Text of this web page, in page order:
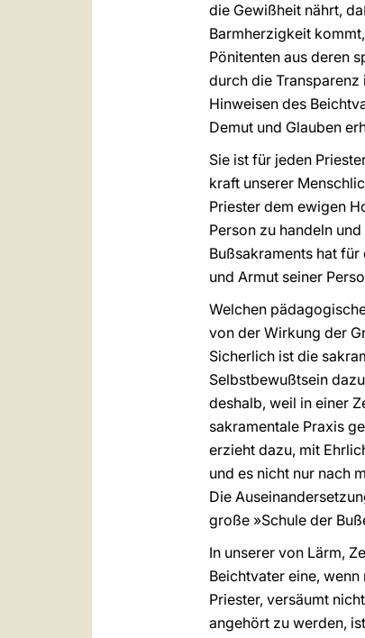
die Gewißheit nährt,
Barmherzigkeit
Pönitenten aus deren
durch die Transparenz
Hinweisen des
Demut und Glauben
Sie ist für jeden
kraft unserer
Priester dem ewigen
Person zu handeln
Bußsakraments hat
und Armut seiner
Welchen
von der Wirkung der
Sicherlich ist die
Selbstbewußtsein
deshalb, weil in einer
sakramentale Praxis
erzieht dazu, mit
und es nicht nur nach
Die
große »Schule der
In unserer von Lärm,
Beichtvater eine,
Priester, versäumt
angehört zu werden,